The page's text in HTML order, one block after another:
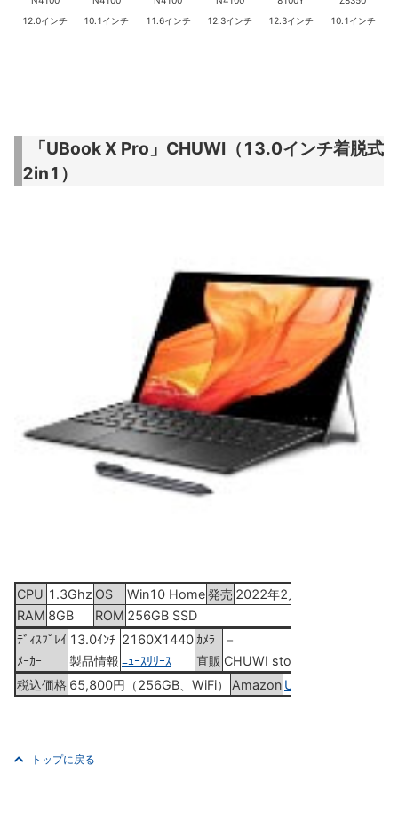
12.0インチ
10.1インチ
11.6インチ
12.3インチ
12.3インチ
10.1インチ
「UBook X Pro」CHUWI（13.0インチ着脱式
2in1）
CPU 1.3Ghz OS Win10 Home発売 2022年2月25日
RAM 8GB ROM 256GB SSD
ﾃﾞｨｽﾌﾟﾚｲ 13.0ｲﾝﾁ 2160X1440 ｶﾒﾗ
－
ﾒｰｶｰ
製品情報 ﾆｭｰｽﾘﾘｰｽ 直販 CHUWI store
税込価格 65,800円（256GB、WiFi） Amazon UBook X Pro
トップに戻る